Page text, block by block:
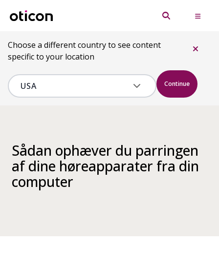
Choose a different country to see content
specific to your location
Continue
Sådan ophæver du parringen
af dine høreapparater fra din
computer